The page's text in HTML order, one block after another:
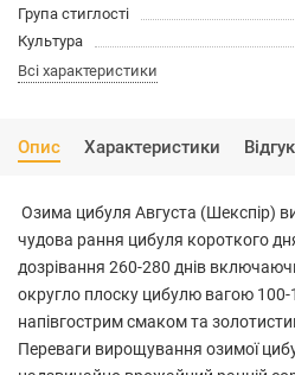
Група стиглості
Культура
Всі характеристики
Опис Характеристики
Озима цибуля Августа (Шекспір)
чудова рання цибуля короткого
дозрівання 260-280 днів
округло плоску цибулю вагою 100-
напівгострим смаком та
Переваги вирощування озимої